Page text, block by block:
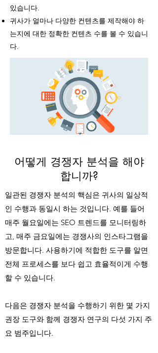
있습니다.
귀사가 얼마나 다양한 컨텐츠를 제작해야 하
는지에 대한 정확한 컨텐츠 수를 볼 수 있습니
다.
​어떻게 경쟁자 분석을 해야
합니까?
일관된 경쟁자 분석의 핵심은 귀사의 일상적
인 수행과 동일시 하는 것입니다. 예를 들어
매주 월요일에는 SEO 트렌드를 모니터링하
고, 매주 금요일에는 경쟁사의 인스타그램을
방문합니다. 사용하기에 적합한 도구를 알면
전체 프로세스를 보다 쉽고 효율적이게 수행
할 수 있습니다.
​다음은 경쟁자 분석을 수행하기 위한 몇 가지
권장 도구와 함께 경쟁자 연구의 다섯 가지 주
요 범주입니다.